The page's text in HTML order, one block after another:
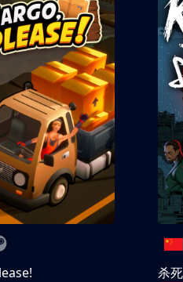
杀